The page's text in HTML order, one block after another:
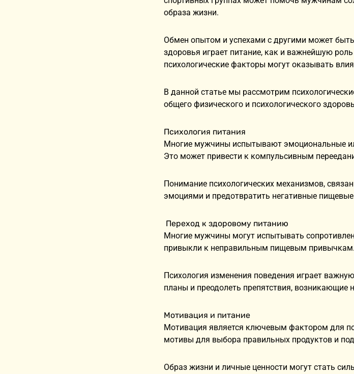
образа жизни.
Обмен опытом и успехами с другими может
здоровья играет питание, как и важнейшую
психологические факторы могут оказывать
В данной статье мы рассмотрим
общего физического и психологического
Психология питания
Многие мужчины испытывают эмоциональные
Это может привести к компульсивным
Понимание психологических механизмов,
эмоциями и предотвратить негативные
Переход к здоровому питанию
Многие мужчины могут испытывать
привыкли к неправильным пищевым привычкам.
Психология изменения поведения играет
планы и преодолеть препятствия, возникающие
Мотивация и питание
Мотивация является ключевым фактором для
мотивы для выбора правильных продуктов и
Образ жизни и личные ценности могут стать